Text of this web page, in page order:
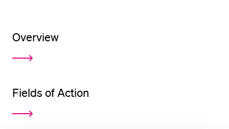
Overview
Fields of Action